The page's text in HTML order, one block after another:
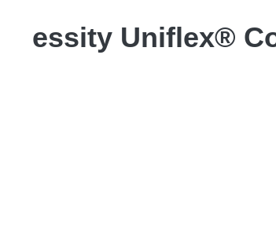
essity Uniflex®